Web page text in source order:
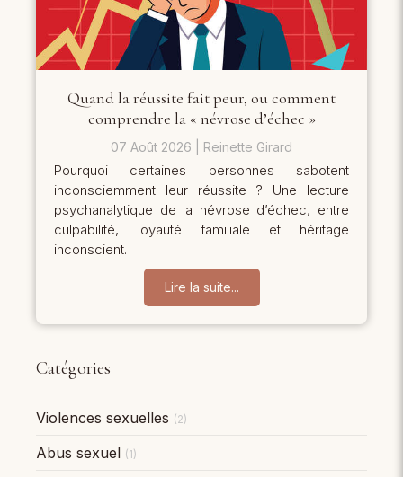
Quand la réussite fait peur, ou comment
comprendre la « névrose d’échec »
07 Août 2026 Reinette Girard
Pourquoi certaines personnes sabotent
inconsciemment leur réussite ? Une lecture
psychanalytique de la névrose d’échec, entre
culpabilité, loyauté familiale et héritage
inconscient.
Lire la suite...
Catégories
Violences sexuelles (2)
Abus sexuel (1)